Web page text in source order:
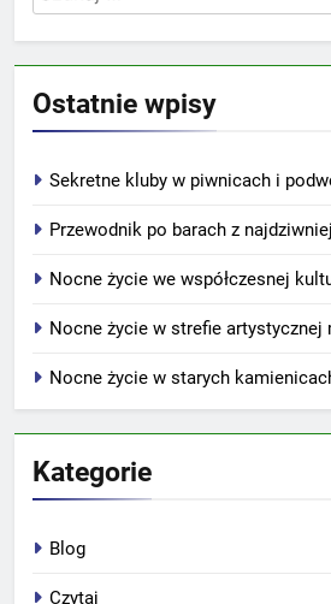
Ostatnie wpisy
Sekretne kluby w piwnicach i
Przewodnik po barach z
Nocne życie we współczesnej
Nocne życie w strefie artystycznej
Nocne życie w starych
Kategorie
Blog
Czytaj